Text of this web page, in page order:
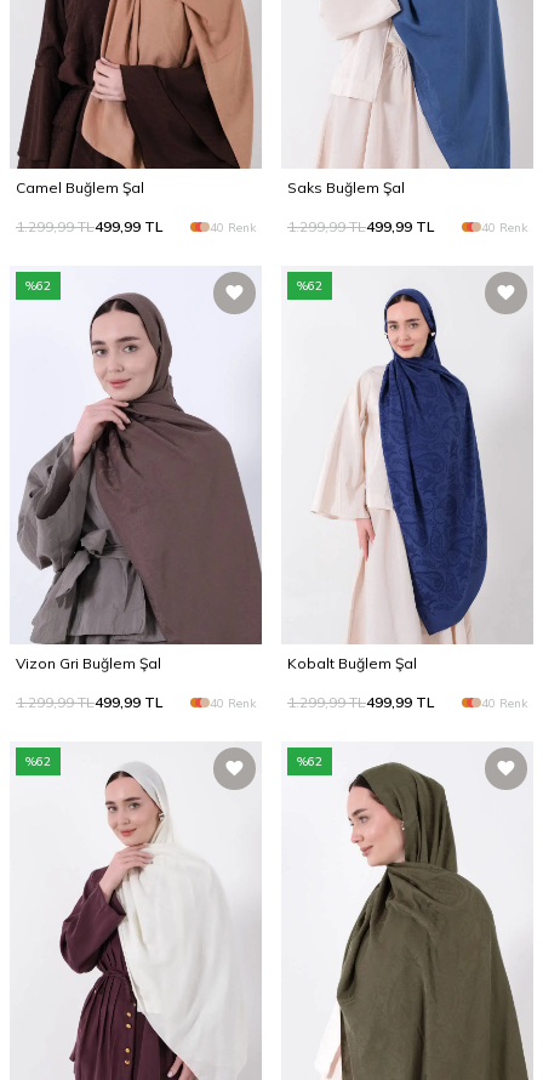
Camel Buğlem Şal
1.299,99TL499,99 TL 40 Renk
Saks Buğlem Şal
1.299,99TL499,99 TL 40 Renk
%62
Vizon Gri Buğlem Şal
1.299,99TL499,99 TL 40 Renk
%62
Kobalt Buğlem Şal
1.299,99TL499,99 TL 40 Renk
%62 %62